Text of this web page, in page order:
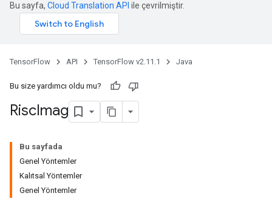
Bu sayfa, Cloud Translation API ile çevrilmiştir.
TensorFlow API TensorFlow v2.11.1 Java
Bu size yardımcı oldu mu?
RiscImag
Bu sayfada
Genel Yöntemler
Kalıtsal Yöntemler
Genel Yöntemler